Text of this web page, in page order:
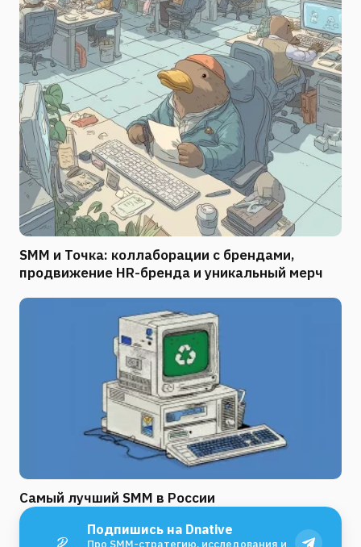
SMM и Точка: коллаборации с брендами,
продвижение HR-бренда и уникальный мерч
Самый лучший SMM в России
Подпишись на Dnative